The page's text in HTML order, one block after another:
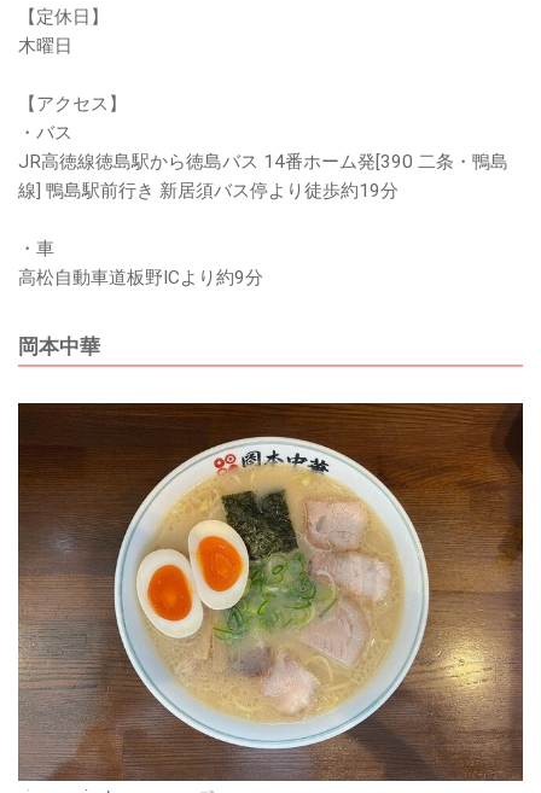
【定休日】
木曜日
【アクセス】
・バス
JR高徳線徳島駅から徳島バス 14番ホーム発[390 二条・鴨島
線] 鴨島駅前行き 新居須バス停より徒歩約19分
・車
高松自動車道板野ICより約9分
岡本中華